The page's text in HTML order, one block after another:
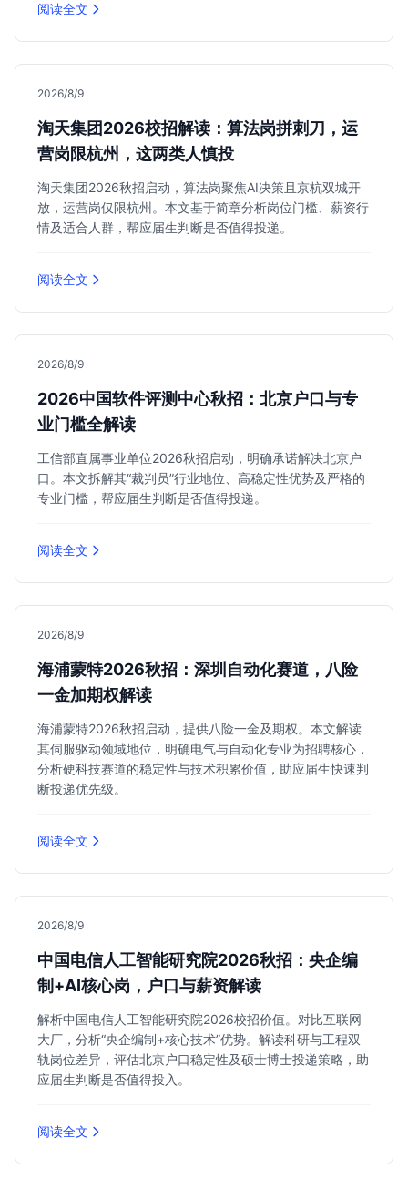
阅读全文
2026/8/9
淘天集团2026校招解读：算法岗拼刺刀，运
营岗限杭州，这两类人慎投
淘天集团2026秋招启动，算法岗聚焦AI决策且京杭双城开
放，运营岗仅限杭州。本文基于简章分析岗位门槛、薪资行
情及适合人群，帮应届生判断是否值得投递。
阅读全文
2026/8/9
2026中国软件评测中心秋招：北京户口与专
业门槛全解读
工信部直属事业单位2026秋招启动，明确承诺解决北京户
口。本文拆解其“裁判员”行业地位、高稳定性优势及严格的
专业门槛，帮应届生判断是否值得投递。
阅读全文
2026/8/9
海浦蒙特2026秋招：深圳自动化赛道，八险
一金加期权解读
海浦蒙特2026秋招启动，提供八险一金及期权。本文解读
其伺服驱动领域地位，明确电气与自动化专业为招聘核心，
分析硬科技赛道的稳定性与技术积累价值，助应届生快速判
断投递优先级。
阅读全文
2026/8/9
中国电信人工智能研究院2026秋招：央企编
制+AI核心岗，户口与薪资解读
解析中国电信人工智能研究院2026校招价值。对比互联网
大厂，分析“央企编制+核心技术”优势。解读科研与工程双
轨岗位差异，评估北京户口稳定性及硕士博士投递策略，助
应届生判断是否值得投入。
阅读全文